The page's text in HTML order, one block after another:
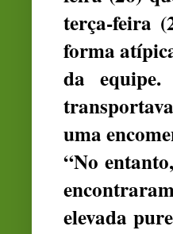
terça-feira
forma
da
uma
“No
elevada